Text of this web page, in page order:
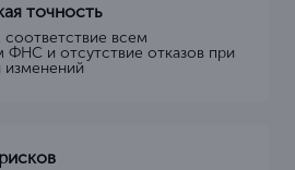
точность
соответствие всем
ФНС и отсутствие отказов при
изменений